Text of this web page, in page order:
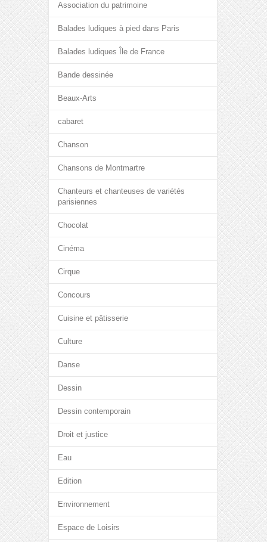
Association du patrimoine
Balades ludiques à pied dans Paris
Balades ludiques Île de France
Bande dessinée
Beaux-Arts
cabaret
Chanson
Chansons de Montmartre
Chanteurs et chanteuses de variétés
parisiennes
Chocolat
Cinéma
Cirque
Concours
Cuisine et pâtisserie
Culture
Danse
Dessin
Dessin contemporain
Droit et justice
Eau
Edition
Environnement
Espace de Loisirs